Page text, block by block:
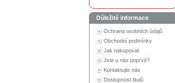
Důležité informace
Ochrana osobních údajů
Obchodní podmínky
Jak nakupovat
Jste u nás poprvé?
Kontaktujte nás
Dostupnost titulů